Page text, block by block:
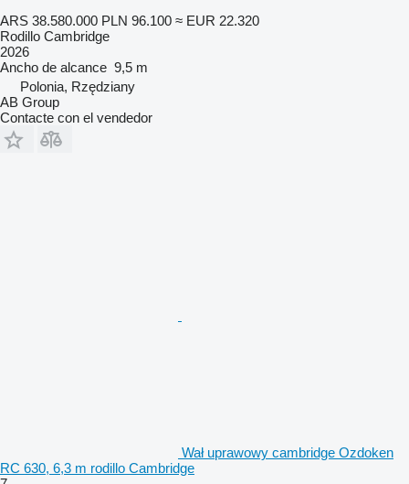
ARS 38.580.000 PLN 96.100 ≈ EUR 22.320
Rodillo Cambridge
2026
Ancho de alcance 9,5 m
Polonia, Rzędziany
AB Group
Contacte con el vendedor
Wał uprawowy cambridge Ozdoken
RC 630, 6,3 m rodillo Cambridge